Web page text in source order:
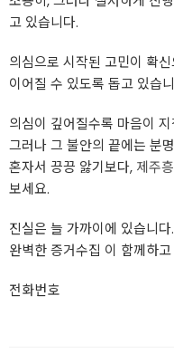
고 있습니다.
의심으로 시작된 고민이 확
이어질 수 있도록 돕고 있습
의심이 깊어질수록 마음이 지
그러나 그 불안의 끝에는 분
혼자서 끙끙 앓기보다, 제주
보세요.
진실은 늘 가까이에 있습니다.
완벽한 증거수집 이 함께하
전화번호